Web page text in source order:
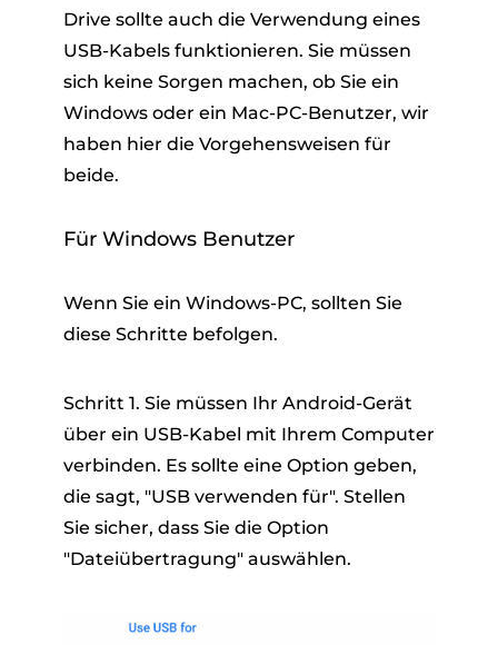
Drive sollte auch die Verwendung eines
USB-Kabels funktionieren. Sie müssen
sich keine Sorgen machen, ob Sie ein
Windows oder ein Mac-PC-Benutzer, wir
haben hier die Vorgehensweisen für
beide.
Für Windows Benutzer
Wenn Sie ein Windows-PC, sollten Sie
diese Schritte befolgen.
Schritt 1. Sie müssen Ihr Android-Gerät
über ein USB-Kabel mit Ihrem Computer
verbinden. Es sollte eine Option geben,
die sagt, "USB verwenden für". Stellen
Sie sicher, dass Sie die Option
"Dateiübertragung" auswählen.